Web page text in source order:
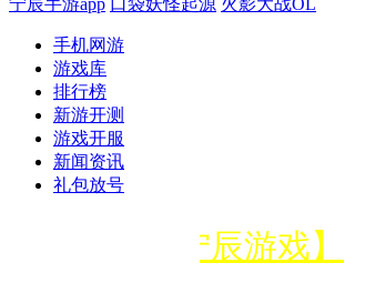
宁辰手游app 口袋妖怪起源 火影大战OL
手机网游
游戏库
排行榜
新游开测
游戏开服
新闻资讯
礼包放号
公众号【宁辰游戏】